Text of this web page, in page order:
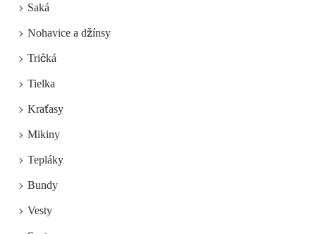
Saká
Nohavice a džínsy
Tričká
Tielka
Kraťasy
Mikiny
Tepláky
Bundy
Vesty